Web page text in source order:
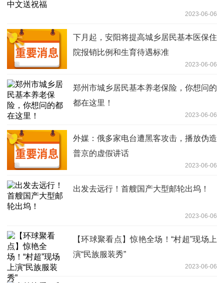
2023-06-06
下月起，安阳将提高城乡居民基本医保住
院报销比例和生育待遇标准
2023-06-06
郑州市城乡居民基本养老保险，你想问的
都在这里！
2023-06-06
外媒：俄多家电台遭黑客攻击，播放伪造
普京的虚假讲话
2023-06-06
出发去远行！首艘国产大型邮轮出坞！
2023-06-06
【环球聚看点】惊艳全场！“村超”现场上
演“民族服装秀”
2023-06-06